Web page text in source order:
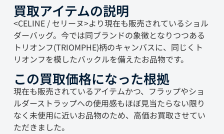
買取アイテムの説明
<CELINE / セリーヌ>より現在も販売されているショル
ダーバッグ。今では同ブランドの象徴となりつつある
トリオンフ(TRIOMPHE)柄のキャンバスに、同じくト
リオンフを模したバックルを備えたお品物です。
この買取価格になった根拠
現在も販売されているアイテムかつ、フラップやショ
ルダーストラップへの使用感もほぼ見当たらない限り
なく未使用に近いお品物のため、高価お買取させてい
ただきました。